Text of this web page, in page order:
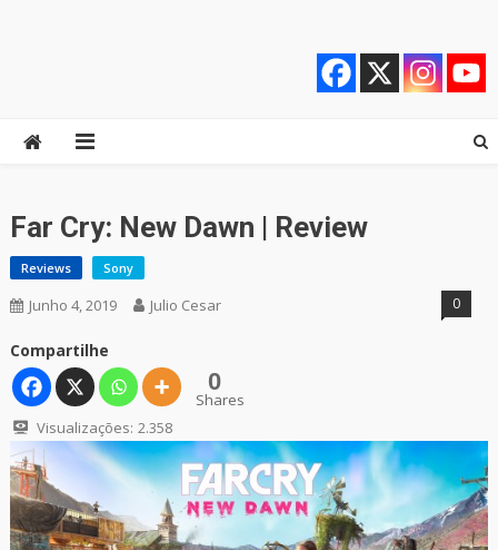
Quebrando o Controle
Far Cry: New Dawn | Review
Reviews Sony
Junho 4, 2019 Julio Cesar 0
Compartilhe
0
Shares
Visualizações: 2.358